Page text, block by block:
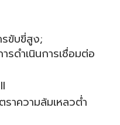
ขับขี่สูง;
ดำเนินการเชื่อมต่อ
าความล้มเหลวต่ำ